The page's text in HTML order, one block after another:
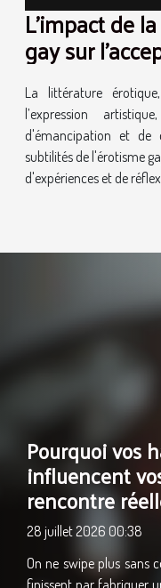
L'impact de
gay sur
La littérature
l’expression
d'émancipation et de
subtilités de l'érotisme
d'expériences et de
Pourquoi vos
influencent
rencontre
28 juillet 2026 00:38
On ne swipe plus sans